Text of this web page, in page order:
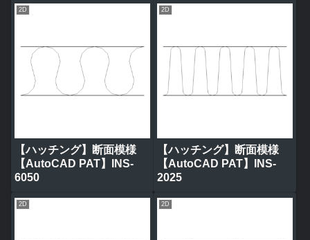
2D
【ハッチング】断面模様
【AutoCAD PAT】INS-
6050
2D
【ハッチング】断面模様
【AutoCAD PAT】INS-
2025
2D 2D